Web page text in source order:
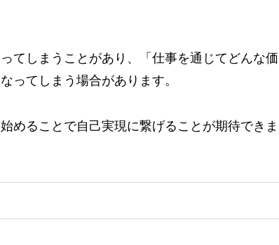
てしまうことがあり、「仕事を通じてどんな価
ってしまう場合があります。
めることで自己実現に繋げることが期待できま